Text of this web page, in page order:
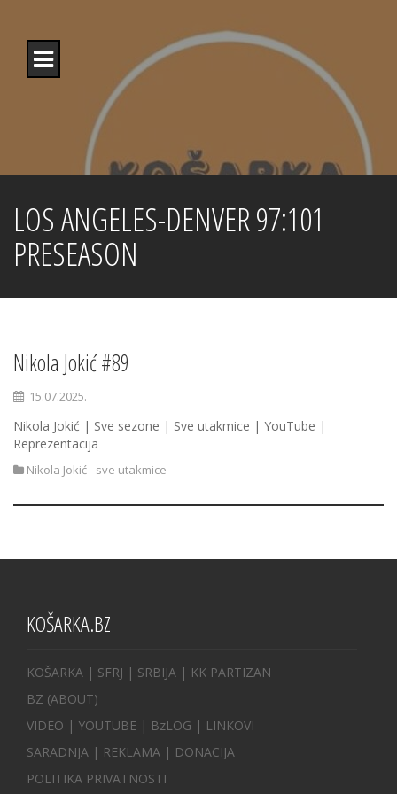
content
LOS ANGELES-DENVER 97:101
PRESEASON
Nikola Jokić #89
15.07.2025.
Nikola Jokić | Sve sezone | Sve utakmice | YouTube |
Reprezentacija
Nikola Jokić - sve utakmice
KOŠARKA.BZ
KOŠARKA | SFRJ | SRBIJA | KK PARTIZAN
BZ (ABOUT)
VIDEO | YOUTUBE | BzLOG | LINKOVI
SARADNJA | REKLAMA | DONACIJA
POLITIKA PRIVATNOSTI